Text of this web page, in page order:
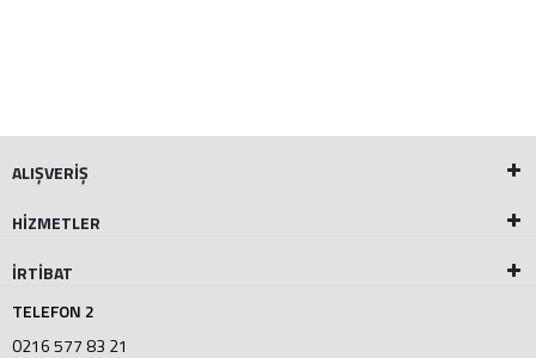
ALIŞVERİŞ
HİZMETLER
İRTİBAT
TELEFON 2
0216 577 83 21